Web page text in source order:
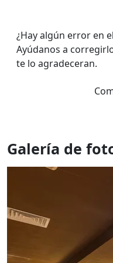
¿Hay algún error en
Ayúdanos a
te lo agradeceran.
Galería de